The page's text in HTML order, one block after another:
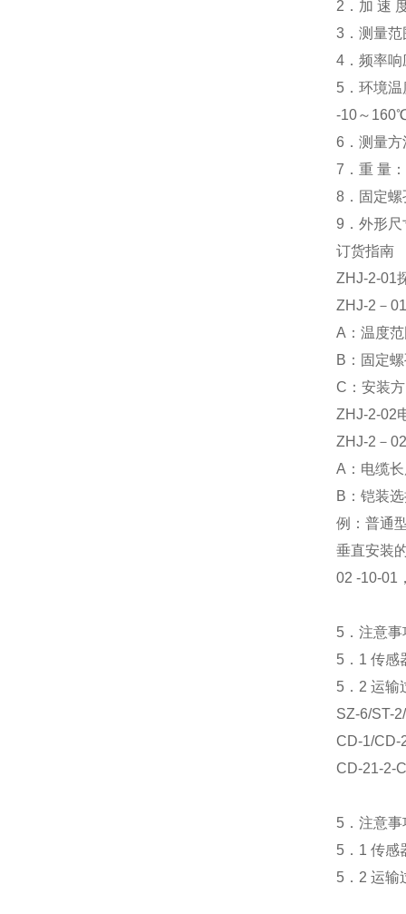
2．加 速
3．测量
4．频率
5．环境
-10～
6．测量
7．重 量
8．固定
9．外形
订货指南
ZHJ-2-01
ZHJ-2－
A：温度
B：固定
C：安装
ZHJ-2-02
ZHJ-2－
A：电缆
B：铠装
例：普通
垂直安装
02 -10-01
5．注意事
5．1 传感
5．2 运输
SZ-6/ST-
CD-1/CD-
CD-21-2-
5．注意事
5．1 传感
5．2 运输